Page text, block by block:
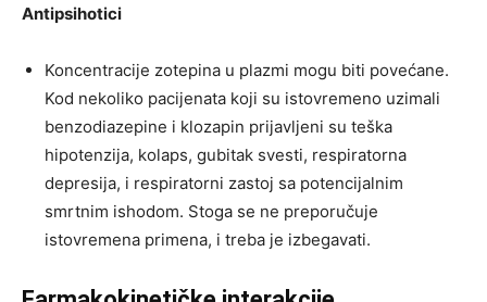
Antipsihotici
Koncentracije zotepina u plazmi mogu biti povećane.
Kod nekoliko pacijenata koji su istovremeno uzimali
benzodiazepine i klozapin prijavljeni su teška
hipotenzija, kolaps, gubitak svesti, respiratorna
depresija, i respiratorni zastoj sa potencijalnim
smrtnim ishodom. Stoga se ne preporučuje
istovremena primena, i treba je izbegavati.